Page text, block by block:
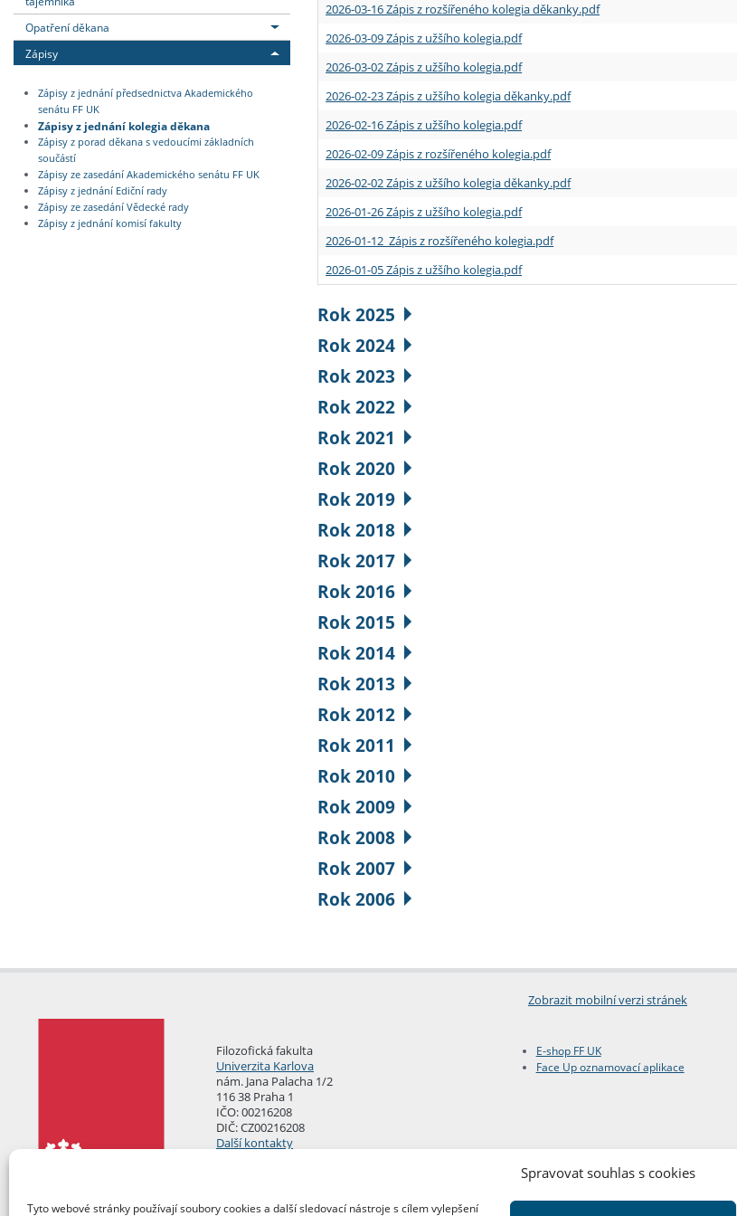
Spravovat souhlas s cookies
Tyto webové stránky používají soubory cookies a další sledovací nástroje s cílem vylepšení
Opatření děkana
Zápisy
Zápisy z jednání předsednictva Akademického
senátu FF UK
Zápisy z jednání kolegia děkana
Zápisy z porad děkana s vedoucími základních
součástí
Zápisy ze zasedání Akademického senátu FF UK
Zápisy z jednání Ediční rady
Zápisy ze zasedání Vědecké rady
Zápisy z jednání komisí fakulty
2026-03-16 Zápis z rozšířeného kolegia děkanky.pdf
2026-03-09 Zápis z užšího kolegia.pdf
2026-03-02 Zápis z užšího kolegia.pdf
2026-02-23 Zápis z užšího kolegia děkanky.pdf
2026-02-16 Zápis z užšího kolegia.pdf
2026-02-09 Zápis z rozšířeného kolegia.pdf
2026-02-02 Zápis z užšího kolegia děkanky.pdf
2026-01-26 Zápis z užšího kolegia.pdf
2026-01-12 Zápis z rozšířeného kolegia.pdf
2026-01-05 Zápis z užšího kolegia.pdf
Rok 2025
Rok 2024
Rok 2023
Rok 2022
Rok 2021
Rok 2020
Rok 2019
Rok 2018
Rok 2017
Rok 2016
Rok 2015
Rok 2014
Rok 2013
Rok 2012
Rok 2011
Rok 2010
Rok 2009
Rok 2008
Rok 2007
Rok 2006
Zobrazit mobilní verzi stránek
Filozofická fakulta
Univerzita Karlova
nám. Jana Palacha 1/2
116 38 Praha 1
IČO: 00216208
DIČ: CZ00216208
Další kontakty
E-shop FF UK
Face Up oznamovací aplikace